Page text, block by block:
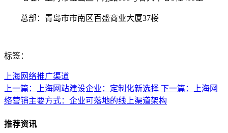
总部：青岛市市南区百盛商业大厦37楼
标签：
上海网络推广渠道
上一篇：上海网站建设企业：定制化新选择 下一篇：上海网
络营销主要方式：企业可落地的线上渠道架构
推荐资讯